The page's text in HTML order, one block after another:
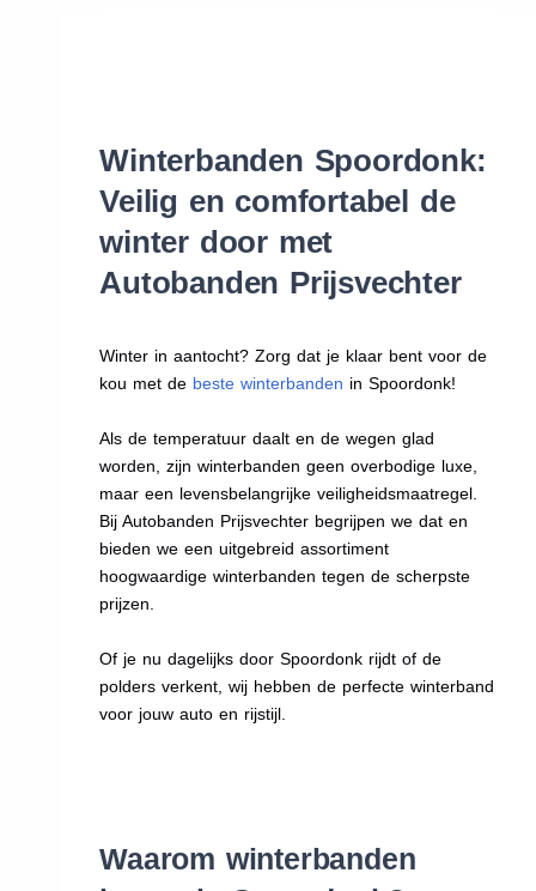
Winterbanden Spoordonk:
Veilig en comfortabel de
winter door met
Autobanden Prijsvechter
Winter in aantocht? Zorg dat je klaar bent voor de
kou met de beste winterbanden in Spoordonk!
Als de temperatuur daalt en de wegen glad
worden, zijn winterbanden geen overbodige luxe,
maar een levensbelangrijke veiligheidsmaatregel.
Bij Autobanden Prijsvechter begrijpen we dat en
bieden we een uitgebreid assortiment
hoogwaardige winterbanden tegen de scherpste
prijzen.
Of je nu dagelijks door Spoordonk rijdt of de
polders verkent, wij hebben de perfecte winterband
voor jouw auto en rijstijl.
Waarom winterbanden